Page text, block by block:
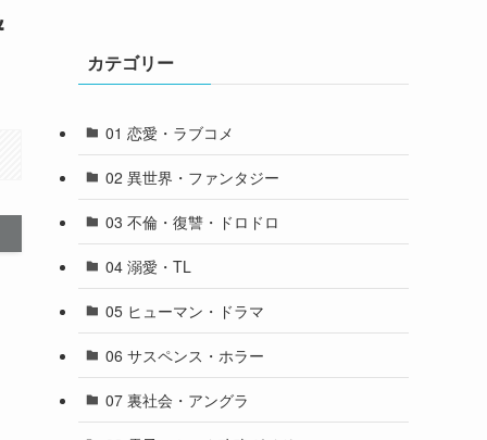
カテゴリー
01 恋愛・ラブコメ
02 異世界・ファンタジー
03 不倫・復讐・ドロドロ
04 溺愛・TL
05 ヒューマン・ドラマ
06 サスペンス・ホラー
07 裏社会・アングラ